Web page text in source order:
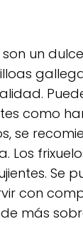
son un
como
se
Los
Se
con
más